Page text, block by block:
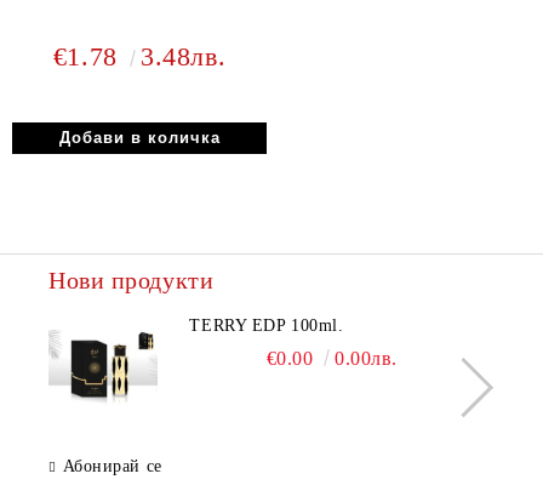
€1.78 3.48лв.
Нови продукти
TERRY EDP 100ml.
€0.00 0.00лв.
Абонирай се